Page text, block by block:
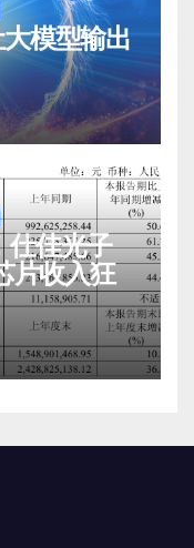
模型输出
仕佳光子
片收入狂